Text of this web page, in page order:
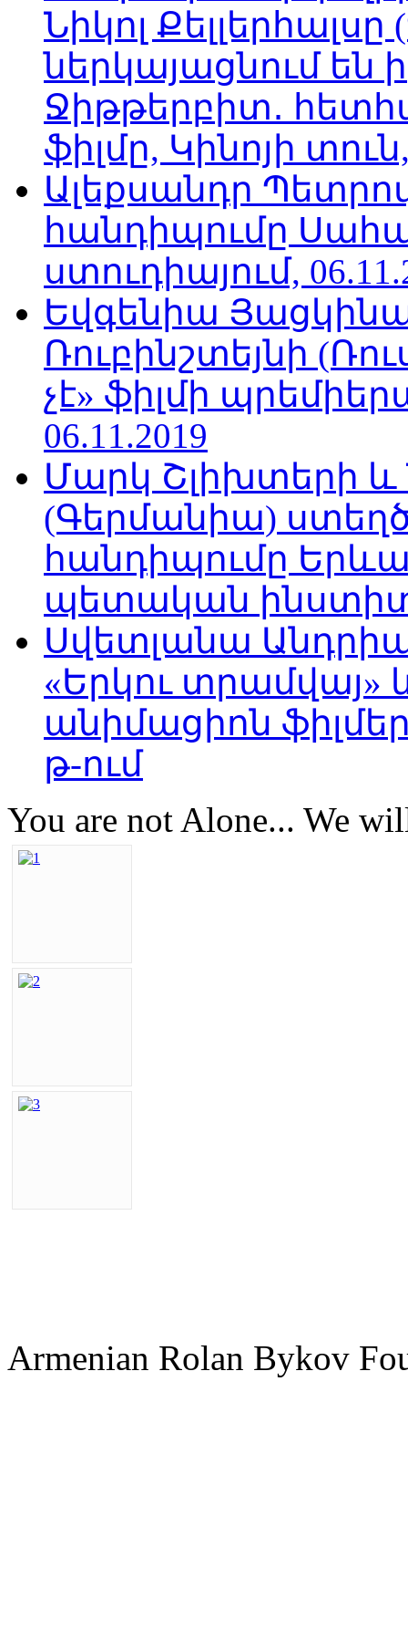
Նիկոլ
ներկայացնում են
Ջիթթերբիտ․
ֆիլմը, Կինոյի տուն,
Ալեքսանդր
հանդիպումը
ստուդիայում,
Եվգենիա
Ռուբինշտեյնի
չէ» ֆիլմի
06.11.2019
Մարկ Շլիխտերի և
(Գերմանիա)
հանդիպումը
պետական
Սվետլանա
«Երկու տրամվայ»
անիմացիոն
թ-ում
You are not Alone... We
Armenian Rolan Bykov